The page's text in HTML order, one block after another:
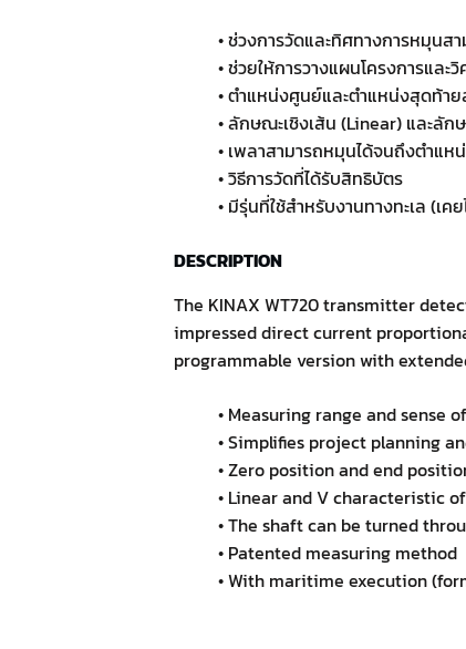
• ช่วงการวัดและทิศทางการหมุนส
• ช่วยให้การวางแผนโครงการแล
• ตำแหน่งศูนย์และตำแหน่งสุดท้าย
• ลักษณะเชิงเส้น (Linear) และลั
• เพลาสามารถหมุนได้จนถึงตำแห
• วิธีการวัดที่ได้รับสิทธิบัตร
• มีรุ่นที่ใช้สำหรับงานทางทะเล (เ
DESCRIPTION
The KINAX WT720 transmitter
impressed direct current
programmable version with
• Measuring range and sense
• Simplifies project planning
• Zero position and end
• Linear and V characteristic
• The shaft can be turned
• Patented measuring method
• With maritime execution